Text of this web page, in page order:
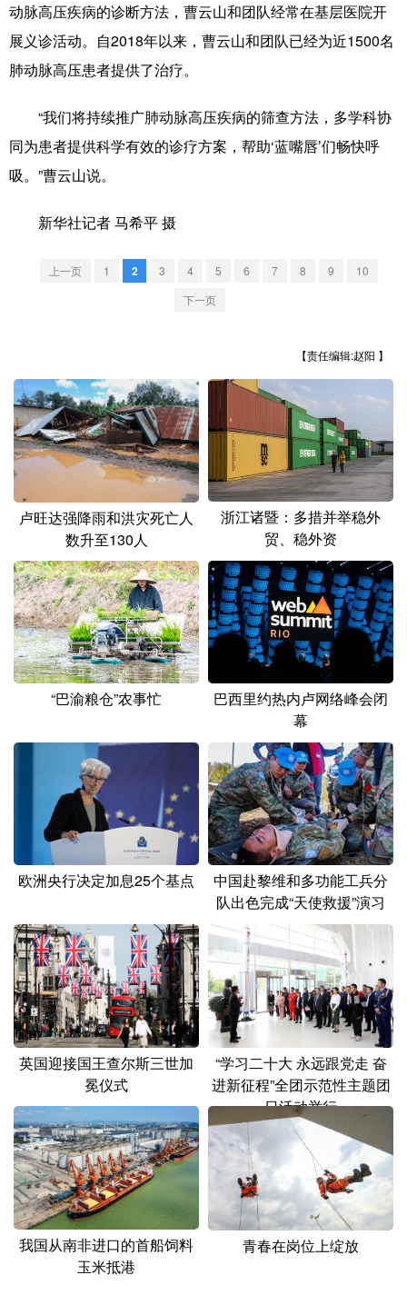
浙江 安徽 福建 江西
山东 河南
广东 广西 海南 重庆
四川 贵州 云南 西藏
新疆 内蒙古
Русский язык 日本語 한국어
Deutsch Português
动脉高压疾病的诊断方法，曹云山和团队经常在基层医院开
展义诊活动。自2018年以来，曹云山和团队已经为近1500名
肺动脉高压患者提供了治疗。
“我们将持续推广肺动脉高压疾病的筛查方法，多学科协
同为患者提供科学有效的诊疗方案，帮助‘蓝嘴唇’们畅快呼
吸。”曹云山说。
新华社记者 马希平 摄
上一页 1 2 3 4 5 6 7 8 9
10
下一页
【责任编辑:赵阳 】
卢旺达强降雨和洪灾死亡人
数升至130人
浙江诸暨：多措并举稳外
贸、稳外资
“巴渝粮仓”农事忙
巴西里约热内卢网络峰会闭
幕
欧洲央行决定加息25个基点
中国赴黎维和多功能工兵分
队出色完成“天使救援”演习
英国迎接国王查尔斯三世加
冕仪式
“学习二十大 永远跟党走 奋
进新征程”全团示范性主题团
日活动举行
我国从南非进口的首船饲料
玉米抵港
青春在岗位上绽放